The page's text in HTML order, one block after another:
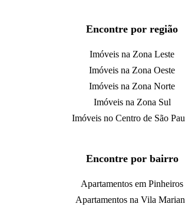
Encontre por região
Imóveis na Zona Leste
Imóveis na Zona Oeste
Imóveis na Zona Norte
Imóveis na Zona Sul
Imóveis no Centro de São
Encontre por bairro
Apartamentos em Pinheiros
Apartamentos na Vila